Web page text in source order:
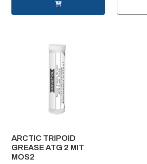
ARCTIC TRIPOID
GREASE ATG 2 MIT
MOS2